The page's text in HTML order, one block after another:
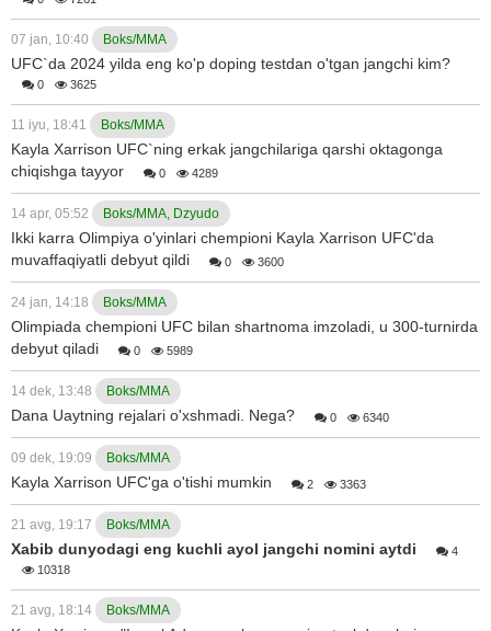
07 jan, 10:40 Boks/MMA
UFC`da 2024 yilda eng ko'p doping testdan o'tgan jangchi kim?
0 3625
11 iyu, 18:41 Boks/MMA
Kayla Xarrison UFC`ning erkak jangchilariga qarshi oktagonga
chiqishga tayyor
0 4289
14 apr, 05:52 Boks/MMA, Dzyudo
Ikki karra Olimpiya o'yinlari chempioni Kayla Xarrison UFC'da
muvaffaqiyatli debyut qildi
0 3600
24 jan, 14:18 Boks/MMA
Olimpiada chempioni UFC bilan shartnoma imzoladi, u 300-turnirda
debyut qiladi
0 5989
14 dek, 13:48 Boks/MMA
Dana Uaytning rejalari o'xshmadi. Nega? 0 6340
09 dek, 19:09 Boks/MMA
Kayla Xarrison UFC'ga o'tishi mumkin 2 3363
21 avg, 19:17 Boks/MMA
Xabib dunyodagi eng kuchli ayol jangchi nomini aytdi
4
10318
21 avg, 18:14 Boks/MMA